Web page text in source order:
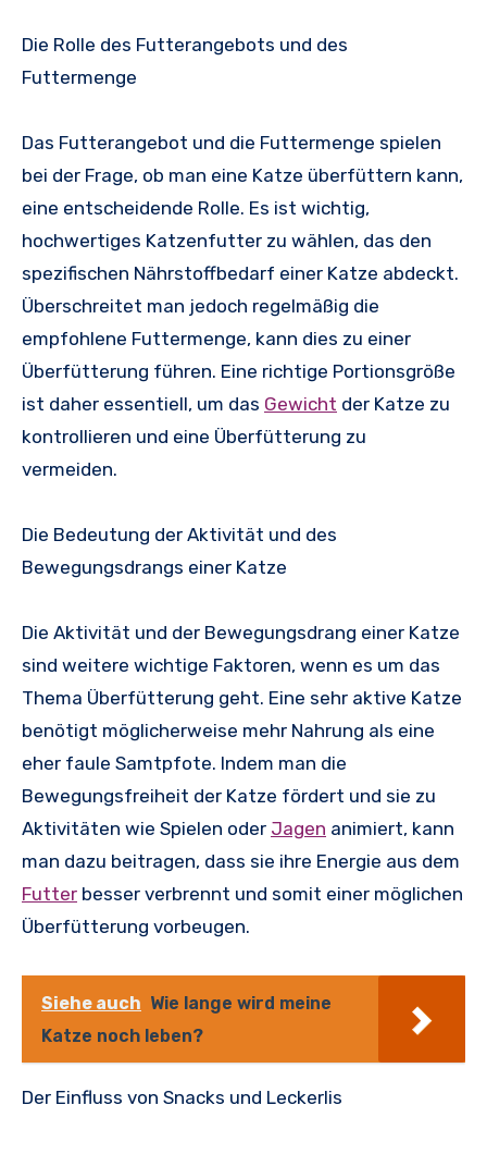
Die Rolle des Futterangebots und des
Futtermenge
Das Futterangebot und die Futtermenge spielen
bei der Frage, ob man eine Katze überfüttern kann,
eine entscheidende Rolle. Es ist wichtig,
hochwertiges Katzenfutter zu wählen, das den
spezifischen Nährstoffbedarf einer Katze abdeckt.
Überschreitet man jedoch regelmäßig die
empfohlene Futtermenge, kann dies zu einer
Überfütterung führen. Eine richtige Portionsgröße
ist daher essentiell, um das Gewicht der Katze zu
kontrollieren und eine Überfütterung zu
vermeiden.
Die Bedeutung der Aktivität und des
Bewegungsdrangs einer Katze
Die Aktivität und der Bewegungsdrang einer Katze
sind weitere wichtige Faktoren, wenn es um das
Thema Überfütterung geht. Eine sehr aktive Katze
benötigt möglicherweise mehr Nahrung als eine
eher faule Samtpfote. Indem man die
Bewegungsfreiheit der Katze fördert und sie zu
Aktivitäten wie Spielen oder Jagen animiert, kann
man dazu beitragen, dass sie ihre Energie aus dem
Futter besser verbrennt und somit einer möglichen
Überfütterung vorbeugen.
Siehe auch Wie lange wird meine
Katze noch leben?
Der Einfluss von Snacks und Leckerlis